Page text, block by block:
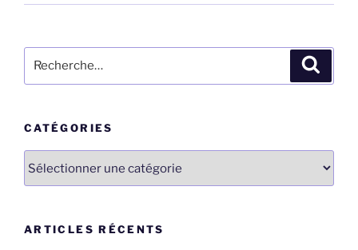
pour
CATÉGORIES
ARTICLES RÉCENTS